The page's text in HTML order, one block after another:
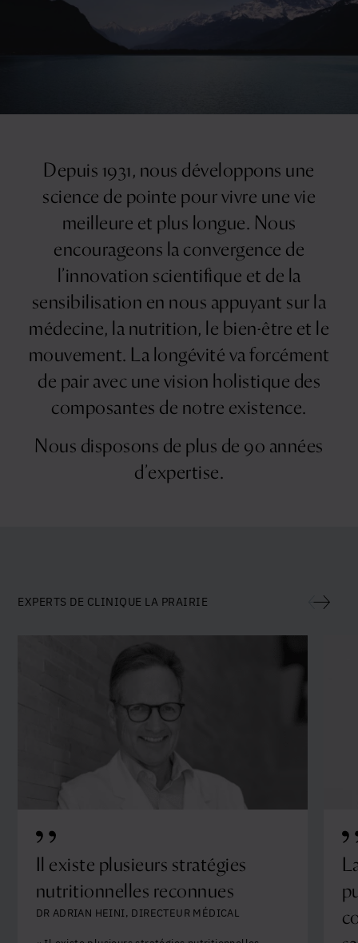
Depuis 1931, nous développons une
science de pointe pour vivre une vie
meilleure et plus longue. Nous
encourageons la convergence de
l’innovation scientifique et de la
sensibilisation en nous appuyant sur la
médecine, la nutrition, le bien-être et le
mouvement. La longévité va forcément
de pair avec une vision holistique des
composantes de notre existence.
Nous disposons de plus de 90 années
d’expertise.
EXPERTS DE CLINIQUE LA PRAIRIE
Il existe plusieurs stratégies
nutritionnelles reconnues
DR ADRIAN HEINI, DIRECTEUR MÉDICAL